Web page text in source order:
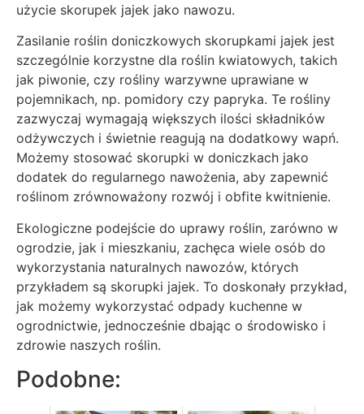
użycie skorupek jajek jako nawozu.
Zasilanie roślin doniczkowych skorupkami jajek jest
szczególnie korzystne dla roślin kwiatowych, takich
jak piwonie, czy rośliny warzywne uprawiane w
pojemnikach, np. pomidory czy papryka. Te rośliny
zazwyczaj wymagają większych ilości składników
odżywczych i świetnie reagują na dodatkowy wapń.
Możemy stosować skorupki w doniczkach jako
dodatek do regularnego nawożenia, aby zapewnić
roślinom zrównoważony rozwój i obfite kwitnienie.
Ekologiczne podejście do uprawy roślin, zarówno w
ogrodzie, jak i mieszkaniu, zachęca wiele osób do
wykorzystania naturalnych nawozów, których
przykładem są skorupki jajek. To doskonały przykład,
jak możemy wykorzystać odpady kuchenne w
ogrodnictwie, jednocześnie dbając o środowisko i
zdrowie naszych roślin.
Podobne: